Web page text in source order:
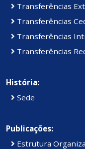
Transferências
Transferências
Transferências
Transferências
História:
Sede
Publicações:
Estrutura